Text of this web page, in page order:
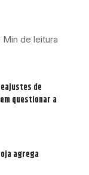
Min de leitura
de
questionar a
agrega